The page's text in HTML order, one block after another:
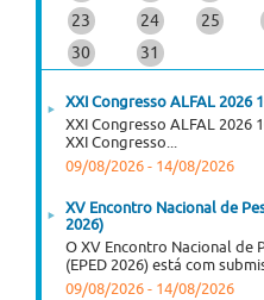
23
24 25
30
31
XXI Congresso ALFAL 2026
XXI Congresso ALFAL 2026
XXI Congresso...
09/08/2026 - 14/08/2026
XV Encontro Nacional de
2026)
O XV Encontro Nacional de
(EPED 2026) está com
09/08/2026 - 14/08/2026